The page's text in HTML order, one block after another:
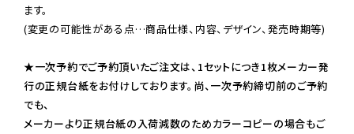
ます。
(変更の可能性がある点…商品仕様、内容、デザイン、発売時期等)
★一次予約でご予約頂いたご注文は、1セットにつき1枚メーカー発
行の正規台紙をお付けしております。尚、一次予約締切前のご予約
でも、
メーカーより正規台紙の入荷減数のためカラーコピーの場合もご